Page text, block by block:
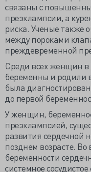
связаны с
преэклампсии, а
риска. Ученые также
между пороками
преждевременной
Среди всех женщин
беременны и родили в
была
до первой
У женщин,
преэклампсией,
развития сердечной
позднем возрасте.
беременности
системное